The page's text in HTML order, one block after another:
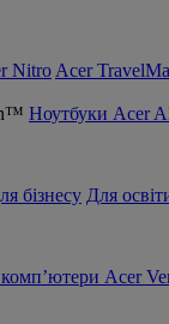
Nitro Acer
Ноутбуки Acer
бізнесу Для
комп’ютери Acer